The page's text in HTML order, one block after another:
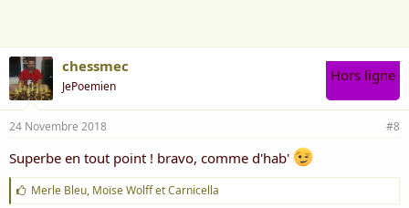
chessmec
JePoemien
Hors ligne
24 Novembre 2018 #8
Superbe en tout point ! bravo, comme d'hab'
J
'
Merle Bleu, Moïse WolffetCarnicella